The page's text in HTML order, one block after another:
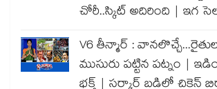
చోరీ..స్కిట్ అదిరింది | ఇగ
V6 తీన్మార్ :
ముసురు పట్టిన పట్నం |